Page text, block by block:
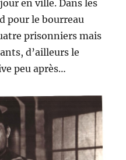
en ville. Dans les
pour le bourreau
prisonniers mais
d’ailleurs le
peu après…